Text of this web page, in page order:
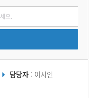
담당자 : 이서연